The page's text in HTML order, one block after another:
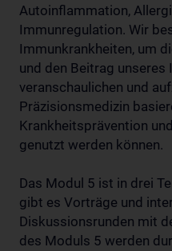
Autoinflammation,
Immunregulation. Wir
Immunkrankheiten, um
und den Beitrag
veranschaulichen und
Präzisionsmedizin
Krankheitsprävention
genutzt werden können.
Das Modul 5 ist in drei
gibt es Vorträge und
Diskussionsrunden mit
des Moduls 5 werden